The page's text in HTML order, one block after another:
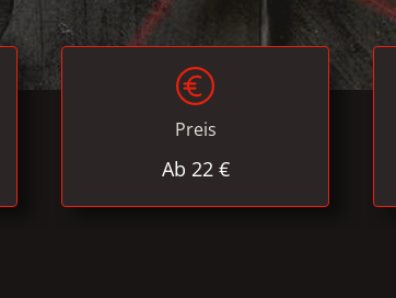
Preis
Ab 22 €